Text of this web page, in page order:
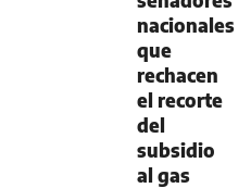
nacionales
que
rechacen
el recorte
del
subsidio
al gas